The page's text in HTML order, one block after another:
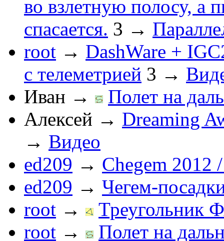
во взлетную полосу, а
спасается. 3 →
root → DashWare +
с телеметрией 3 →
Иван →
Полет на
Алексей → Dreaming
→ Видео
ed209 → Chegem 2012
ed209 → Чегем-
root →
Треугольник
root →
Полет на